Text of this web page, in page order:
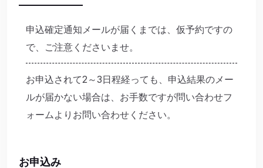
申込確定通知メールが届くまでは、仮予約ですの
で、ご注意くださいませ。
お申込されて2～3日程経っても、申込結果のメー
ルが届かない場合は、お手数ですが問い合わせフ
ォームよりお問い合わせください。
お申込み